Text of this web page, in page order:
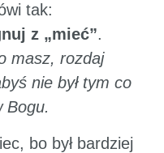
tak:
z „mieć”.
masz, rozdaj
nie był tym co
Bogu.
bo był bardziej